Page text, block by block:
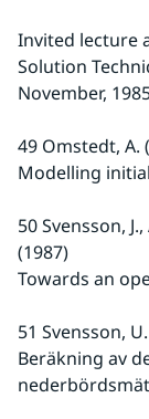
Invited lecture
Solution
November,
49 Omstedt, A.
Modelling
50 Svensson,
(1987)
Towards an
51 Svensson,
Beräkning av